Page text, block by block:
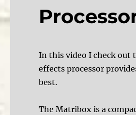
In this video I check out
effects processor
best.
The Matribox is a